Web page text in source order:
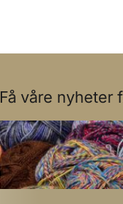
Få våre nyheter